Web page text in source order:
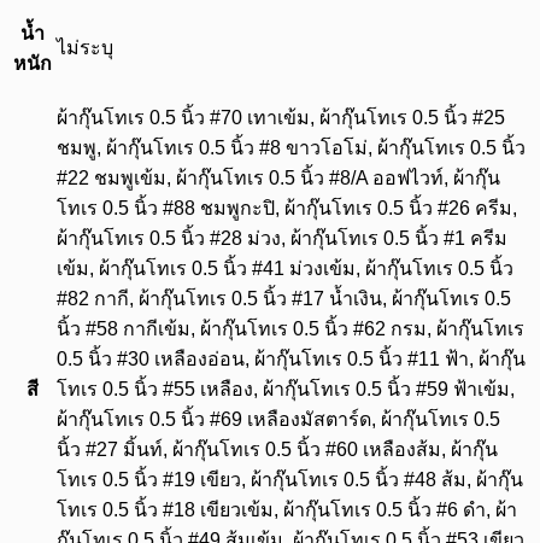
น้ำ
หนัก
ไม่ระบุ
สี
ผ้ากุ๊นโทเร 0.5 นิ้ว #70 เทาเข้ม, ผ้ากุ๊นโทเร 0.5 นิ้ว #25
ชมพู, ผ้ากุ๊นโทเร 0.5 นิ้ว #8 ขาวโอโม่, ผ้ากุ๊นโทเร 0.5 นิ้ว
#22 ชมพูเข้ม, ผ้ากุ๊นโทเร 0.5 นิ้ว #8/A ออฟไวท์, ผ้ากุ๊น
โทเร 0.5 นิ้ว #88 ชมพูกะปิ, ผ้ากุ๊นโทเร 0.5 นิ้ว #26 ครีม,
ผ้ากุ๊นโทเร 0.5 นิ้ว #28 ม่วง, ผ้ากุ๊นโทเร 0.5 นิ้ว #1 ครีม
เข้ม, ผ้ากุ๊นโทเร 0.5 นิ้ว #41 ม่วงเข้ม, ผ้ากุ๊นโทเร 0.5 นิ้ว
#82 กากี, ผ้ากุ๊นโทเร 0.5 นิ้ว #17 น้ำเงิน, ผ้ากุ๊นโทเร 0.5
นิ้ว #58 กากีเข้ม, ผ้ากุ๊นโทเร 0.5 นิ้ว #62 กรม, ผ้ากุ๊นโทเร
0.5 นิ้ว #30 เหลืองอ่อน, ผ้ากุ๊นโทเร 0.5 นิ้ว #11 ฟ้า, ผ้ากุ๊น
โทเร 0.5 นิ้ว #55 เหลือง, ผ้ากุ๊นโทเร 0.5 นิ้ว #59 ฟ้าเข้ม,
ผ้ากุ๊นโทเร 0.5 นิ้ว #69 เหลืองมัสตาร์ด, ผ้ากุ๊นโทเร 0.5
นิ้ว #27 มิ้นท์, ผ้ากุ๊นโทเร 0.5 นิ้ว #60 เหลืองส้ม, ผ้ากุ๊น
โทเร 0.5 นิ้ว #19 เขียว, ผ้ากุ๊นโทเร 0.5 นิ้ว #48 ส้ม, ผ้ากุ๊น
โทเร 0.5 นิ้ว #18 เขียวเข้ม, ผ้ากุ๊นโทเร 0.5 นิ้ว #6 ดำ, ผ้า